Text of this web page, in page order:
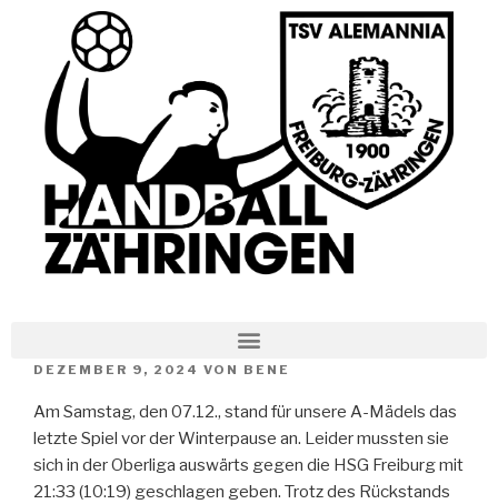
DEZEMBER 9, 2024 VON BENE
Am Samstag, den 07.12., stand für unsere A-Mädels das
letzte Spiel vor der Winterpause an. Leider mussten sie
sich in der Oberliga auswärts gegen die HSG Freiburg mit
21:33 (10:19) geschlagen geben. Trotz des Rückstands